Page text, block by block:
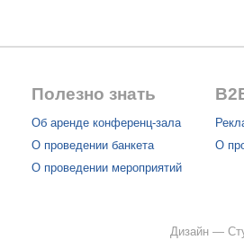
Полезно знать
Об аренде конференц-зала
О проведении банкета
О проведении мероприятий
О
Дизайн —